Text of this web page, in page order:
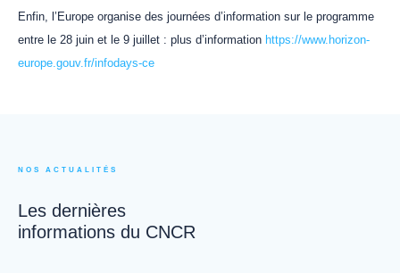
Enfin, l’Europe organise des journées d’information sur le programme
entre le 28 juin et le 9 juillet : plus d’information https://www.horizon-
europe.gouv.fr/infodays-ce
NOS ACTUALITÉS
Les dernières
informations du CNCR